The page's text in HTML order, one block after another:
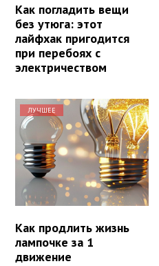
Как погладить вещи
без утюга: этот
лайфхак пригодится
при перебоях с
электричеством
ЛУЧШЕЕ
Как продлить жизнь
лампочке за 1
движение